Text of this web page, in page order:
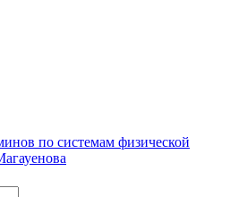
по системам физической